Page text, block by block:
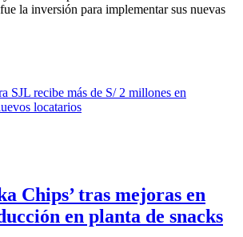
la inversión para implementar sus nuevas
Chips’ tras mejoras en
en planta de snacks